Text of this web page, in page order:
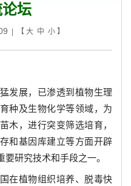
坛
| 【 大 中 小】
发展，已渗透到植物生理
种及生物化学等领域，为
木，进行突变筛选培育，
和基因库建立等方面开辟
研究技术和手段之一。
在植物组织培养、脱毒快